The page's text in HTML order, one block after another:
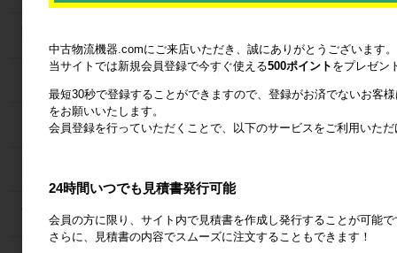
ラック
パレット
中古物流機器.comにご来店いただき、誠にありがとうございます。
当サイトでは新規会員登録で今すぐ使える500ポイント をプレゼン
最短30秒で登録することができますので、登録がお済でないお客
をお願いいたします。
会員登録を行っていただくことで、以下のサービスをご利用いた
24時間いつでも見積書発行可能
会員の方に限り、サイト内で見積書を作成し発行することが可能で
さらに、見積書の内容でスムーズに注文することもできます！